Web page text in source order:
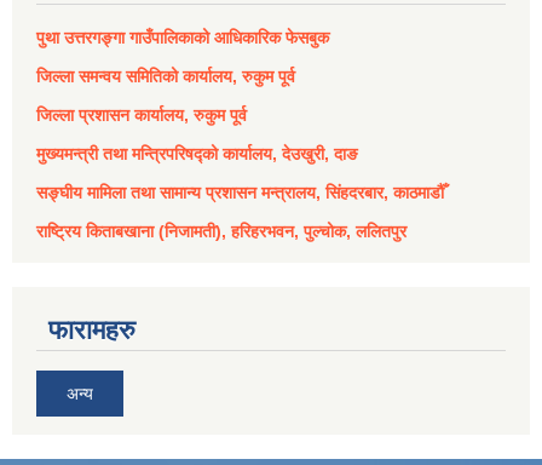
पुथा उत्तरगङ्गा गाउँपालिकाको आधिकारिक फेसबुक
जिल्ला समन्वय समितिको कार्यालय, रुकुम पूर्व
जिल्ला प्रशासन कार्यालय, रुकुम पूर्व
मुख्यमन्त्री तथा मन्त्रिपरिषद्को कार्यालय, देउखुरी, दाङ
सङ्घीय मामिला तथा सामान्य प्रशासन मन्त्रालय, सिंहदरबार, काठमाडौँ
राष्ट्रिय किताबखाना (निजामती), हरिहरभवन, पुल्चोक, ललितपुर
फारामहरु
अन्य